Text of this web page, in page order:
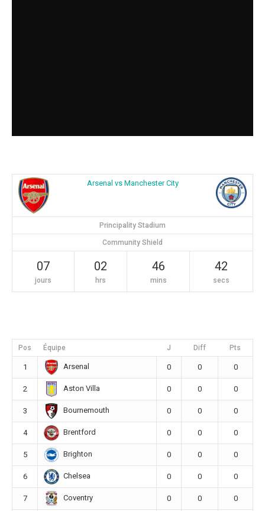
Arsenal vs Manchester City
Principality Stadium
Community Shield
07
jours
02
hrs
46
mins
42
secs
Pos Équipe J Diff Pts
1 Arsenal 0 0 0
2 Aston Villa 0 0 0
3 Bournemouth 0 0 0
4 Brentford 0 0 0
5 Brighton 0 0 0
6 Chelsea 0 0 0
7 Coventry 0 0 0